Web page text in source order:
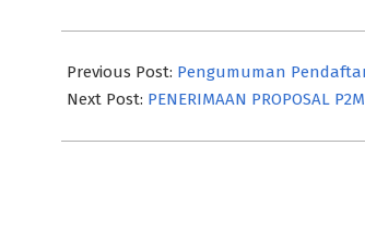
04-
22
Previous Post: Pengumuman
Next Post: PENERIMAAN PROPOSAL